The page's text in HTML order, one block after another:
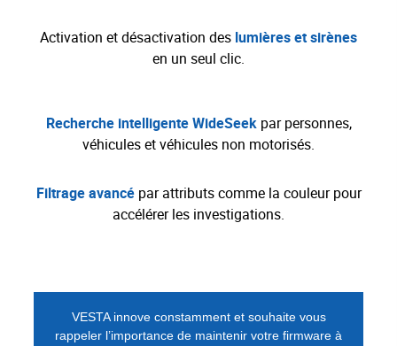
Activation et désactivation des lumières et sirènes
en un seul clic.
Recherche intelligente WideSeekpar personnes,
véhicules et véhicules non motorisés.
Filtrage avancépar attributs comme la couleur pour
accélérer les investigations.
VESTA innove constamment et souhaite vous
rappeler l’importance de maintenir votre firmware à